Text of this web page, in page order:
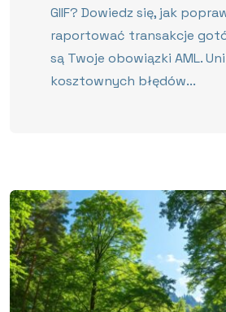
GIIF? Dowiedz się, jak
raportować transakcje
są Twoje obowiązki AML.
kosztownych błędów...